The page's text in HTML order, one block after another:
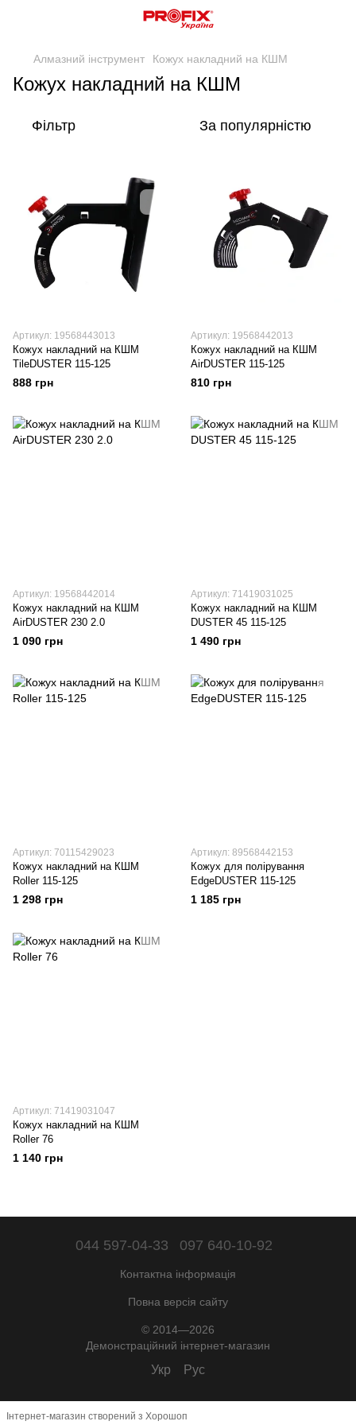
Алмазний інструмент Кожух накладний на КШМ
Кожух накладний на КШМ
Фільтр За популярністю
Артикул: 19568443013
Кожух накладний на КШМ
TileDUSTER 115-125
888 грн
Артикул: 19568442013
Кожух накладний на КШМ
AirDUSTER 115-125
810 грн
Артикул: 19568442014
Кожух накладний на КШМ
AirDUSTER 230 2.0
1 090 грн
Артикул: 71419031025
Кожух накладний на КШМ
DUSTER 45 115-125
1 490 грн
Артикул: 70115429023
Кожух накладний на КШМ
Roller 115-125
1 298 грн
Артикул: 89568442153
Кожух для полірування
EdgeDUSTER 115-125
1 185 грн
Артикул: 71419031047
Кожух накладний на КШМ
Roller 76
1 140 грн
044 597-04-33 097 640-10-92
Контактна інформація
Повна версія сайту
© 2014—2026
Демонстраційний інтернет-магазин
Укр Рус
Інтернет-магазин створений з Хорошоп